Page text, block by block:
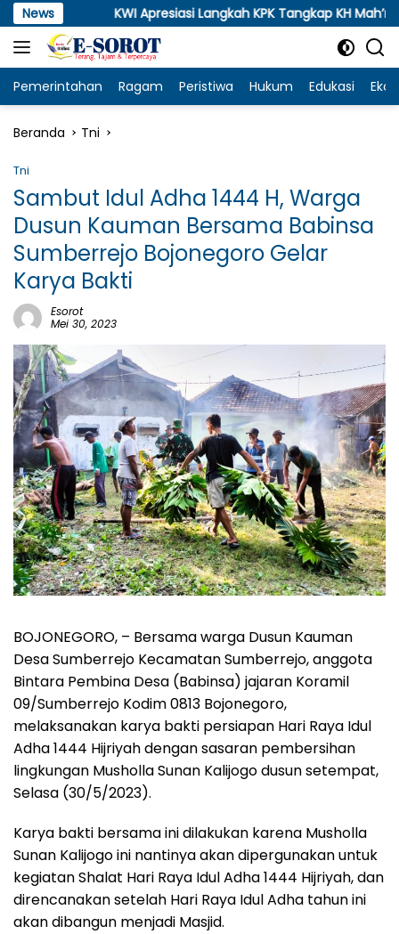
Langsung
ke
konten
News
KWI Apresiasi Langkah KPK Tangkap KH Mah’rus, Desak
Pemerintahan Ragam Peristiwa Hukum Edukasi
Beranda Tni
Tni
Sambut Idul Adha 1444 H, Warga
Dusun Kauman Bersama Babinsa
Sumberrejo Bojonegoro Gelar
Karya Bakti
Esorot
Mei 30, 2023
BOJONEGORO, – Bersama warga Dusun Kauman
Desa Sumberrejo Kecamatan Sumberrejo, anggota
Bintara Pembina Desa (Babinsa) jajaran Koramil
09/Sumberrejo Kodim 0813 Bojonegoro,
melaksanakan karya bakti persiapan Hari Raya Idul
Adha 1444 Hijriyah dengan sasaran pembersihan
lingkungan Musholla Sunan Kalijogo dusun setempat,
Selasa (30/5/2023).
Karya bakti bersama ini dilakukan karena Musholla
Sunan Kalijogo ini nantinya akan dipergunakan untuk
kegiatan Shalat Hari Raya Idul Adha 1444 Hijriyah, dan
direncanakan setelah Hari Raya Idul Adha tahun ini
akan dibangun menjadi Masjid.